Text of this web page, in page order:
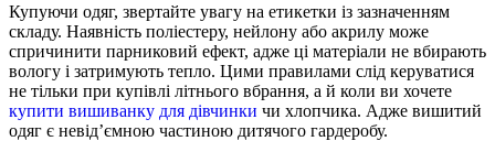
Купуючи одяг, звертайте увагу на етикетки із зазначенням
складу. Наявність поліестеру, нейлону або акрилу може
спричинити парниковий ефект, адже ці матеріали не вбирають
вологу і затримують тепло. Цими правилами слід керуватися
не тільки при купівлі літнього вбрання, а й коли ви хочете
купити вишиванку для дівчинки чи хлопчика. Адже вишитий
одяг є невід’ємною частиною дитячого гардеробу.